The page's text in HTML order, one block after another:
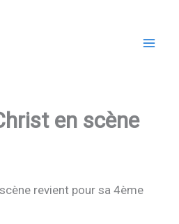
en scène
revient pour sa 4ème